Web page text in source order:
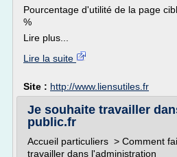
Pourcentage d'utilité de la page
%
Lire plus...
Lire la suite
Site : http://www.liensutiles.fr
Je souhaite travailler
public.fr
Accueil particuliers > Comment
travailler dans l'administration